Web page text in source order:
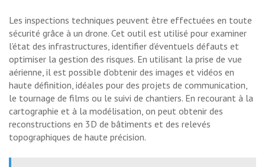
Les inspections techniques peuvent être effectuées en toute
sécurité grâce à un drone. Cet outil est utilisé pour examiner
l’état des infrastructures, identifier d’éventuels défauts et
optimiser la gestion des risques. En utilisant la prise de vue
aérienne, il est possible d’obtenir des images et vidéos en
haute définition, idéales pour des projets de communication,
le tournage de films ou le suivi de chantiers. En recourant à la
cartographie et à la modélisation, on peut obtenir des
reconstructions en 3D de bâtiments et des relevés
topographiques de haute précision.